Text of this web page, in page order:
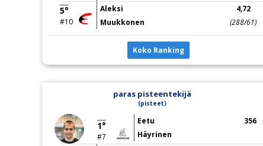
5°
#10
Aleksi
Muukkonen
4,72
(288/61)
Koko Ranking
paras pisteentekijä
(pisteet)
1°
#7
Eetu
Häyrinen
356